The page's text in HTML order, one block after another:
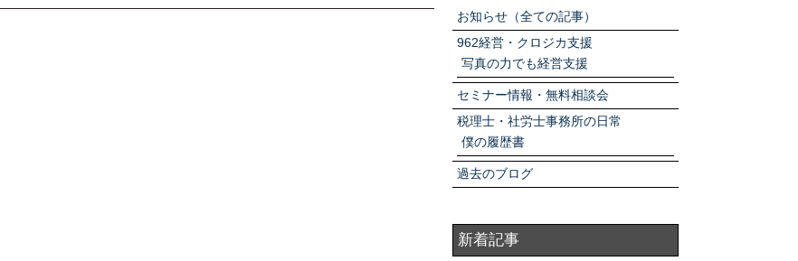
お知らせ（全ての記事）
962経営・クロジカ支援
写真の力でも経営支援
セミナー情報・無料相談会
税理士・社労士事務所の日常
僕の履歴書
過去のブログ
新着記事
アクセスマップ
お電話・
お問合せフォーム